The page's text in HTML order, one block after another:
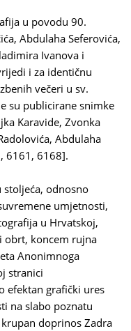
u povodu 90.
Abdulaha Seferovića,
Ivanova i
i za identičnu
večeri u sv.
su publicirane snimke
Karavide, Zvonka
Abdulaha
6161, 6168].
stoljeća, odnosno
umjetnosti,
u Hrvatskoj,
obrt, koncem rujna
Anonimnoga
stranici
efektan grafički ures
na slabo poznatu
doprinos Zadra